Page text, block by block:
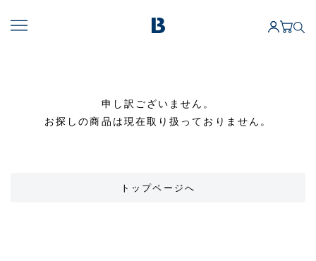
申し訳ございません。
お探しの商品は現在取り扱っておりません。
トップページへ